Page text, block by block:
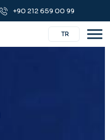
+90 212 659 00 99
TR